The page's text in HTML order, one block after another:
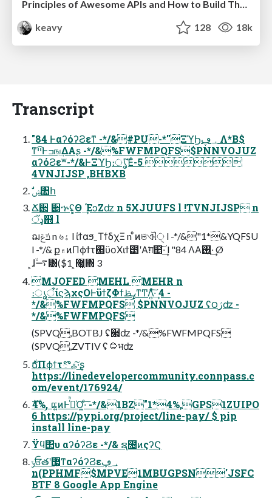
keavy
128 18k
Transcript
"84 ͰαʔόʔϨεͳ -*/&#PU-*''ΞϓϦ؀ڥ Λ*B$
ͳײ͡Ͱߏங͢ΔΑʂ -*/&%FWFMPQFS$PNNVOJUZ
αʔόϨεʷ-*/&ͰΞϓϦ։ൃͯ͠Έͨ-5 
4VNJIJSP ,BHBXB
ࣗݾ঺հ
Ճ઒ ੅ኍʢ͔͕Θ ͢ΈͻΖʣ n 5XJUUFS l !TVNJIJSP n
ډॅ஍ l
ฌݿݝ n ৬ۀ l ίϯαϧˍΤϯδχΞ n ͦͷଞଐੑ l -*/&"1*&YQFSU
l -*/& ք۾ͷΠϕϯτ΍ϋοΧιϯ౳ʹΑ͘ग़຅͠·͢ l "84 ΛΑ͘࢖͍·͢ Ø
͕ɺ࠷ۙ͸($1 ͕޷͖͔΋͆ 3
MJOFED MEHL MEHR n
։ൃऀίϛϡχςΟͰϋϯζΦϯߨࢣͳͲΛ͍ͯ͠·͢ 4 -
*/&%FWFMPQFS $PNNVOJUZ ʢ౦ژʣ -
*/&%FWFMPQFS
(SPVQ,BOTBJ ʢؔ੢ʣ -*/&%FWFMPQFS
(SPVQ,ZVTIV ʢ۝भʣ
https://linedevelopercommunity.connpass.c
om/event/176924/
ެࣜ4%, ͕ແ͍ͷͰ࡞ͬͪΌ͍·ͨ͠ -*/&1BZ"1*4%,GPS1ZUIPO
6 https://pypi.org/project/line-pay/ $ pip
install line-pay
Ϋϥ΢υ αʔόʔϨε -*/& ຊ೔ͷςʔϚ
ݸਓతʹ޷͖ͳαʔόʔϨε؀ڥ
n(PPHMF$MPVE1MBUGPSN'JSFC
BTF 8 Google App Engine